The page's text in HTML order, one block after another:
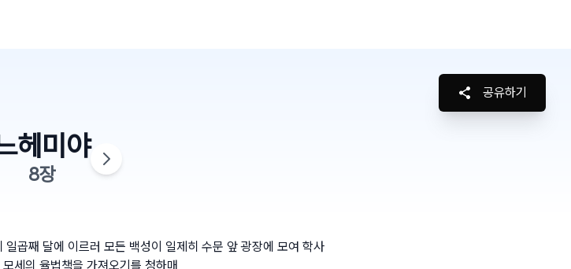
공유하기
헤미야
8장
곱째 달에 이르러 모든 백성이 일제히 수문 앞 광장에 모여 학사
세의 율법책을 가져오기를 청하매